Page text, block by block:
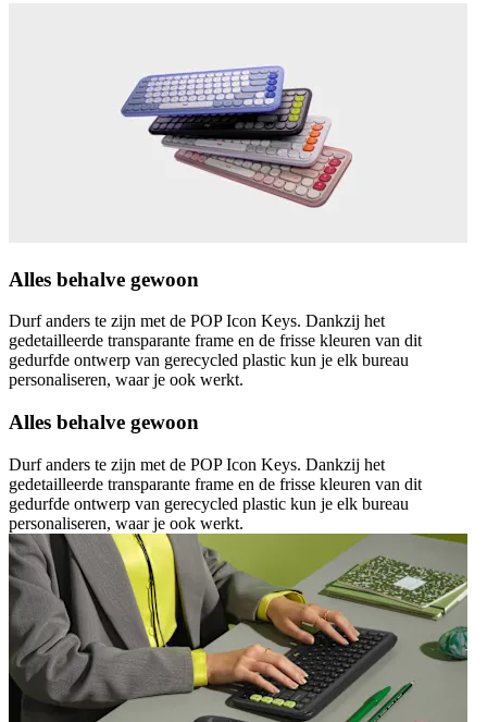
Alles behalve gewoon
Durf anders te zijn met de POP Icon Keys. Dankzij het
gedetailleerde transparante frame en de frisse kleuren van dit
gedurfde ontwerp van gerecycled plastic kun je elk bureau
personaliseren, waar je ook werkt.
Alles behalve gewoon
Durf anders te zijn met de POP Icon Keys. Dankzij het
gedetailleerde transparante frame en de frisse kleuren van dit
gedurfde ontwerp van gerecycled plastic kun je elk bureau
personaliseren, waar je ook werkt.